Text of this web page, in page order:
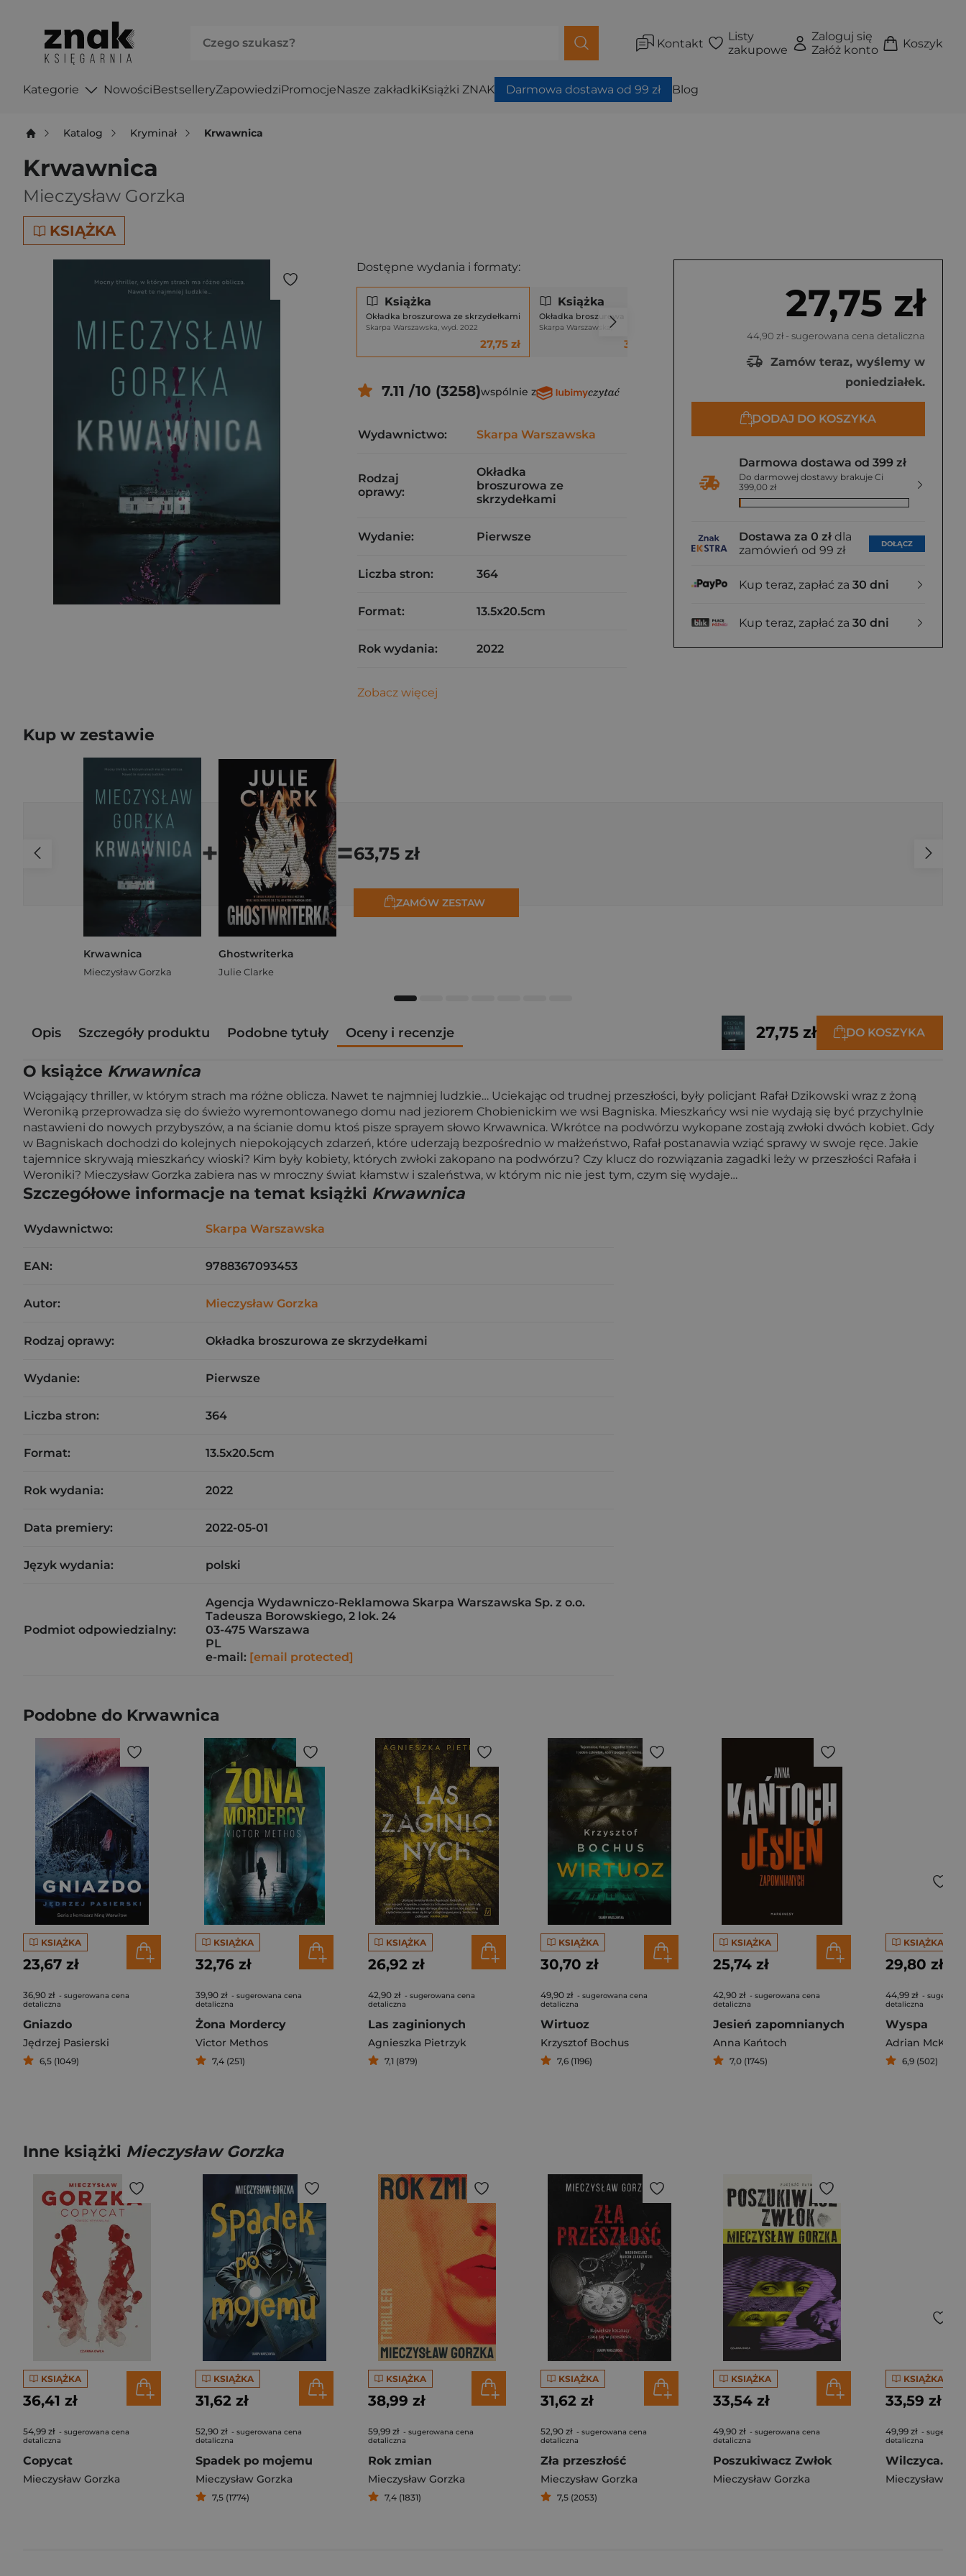
Kontakt
Listy
zakupowe
Zaloguj się
Załóż konto
Koszyk
Kategorie NowościBestselleryZapowiedziPromocjeNasze zakładkiKsiążki ZNAK Darmowa dostawa od 99 zł Blog
Katalog Kryminał Krwawnica
Krwawnica
Mieczysław Gorzka
KSIĄŻKA
27,75 zł
44,90 zł - sugerowana cena detaliczna
Zamów teraz, wyślemy w
poniedziałek.
DODAJ DO KOSZYKA
Darmowa dostawa od 399 zł
Do darmowej dostawy brakuje Ci
399,00 zł
Dostawa za 0 zł dla
zamówień od 99 zł
DOŁĄCZ
Kup teraz, zapłać za 30 dni
Kup teraz, zapłać za 30 dni
Dostępne wydania i formaty:
Książka
Okładka broszurowa ze skrzydełkami
Skarpa Warszawska, wyd. 2022
27,75 zł
Książka
Okładka broszurowa (miękka)
Skarpa Warszawska,
31,62 zł
7.11 /10 (3258)wspólnie z
Wydawnictwo: Skarpa Warszawska
Rodzaj
oprawy:
Okładka
broszurowa ze
skrzydełkami
Wydanie: Pierwsze
Liczba stron: 364
Format: 13.5x20.5cm
Rok wydania: 2022
Zobacz więcej
Kup w zestawie
Krwawnica
Mieczysław Gorzka
+
Ghostwriterka
Julie Clarke
=63,75 zł
ZAMÓW ZESTAW
Opis Szczegóły produktu Podobne tytuły Oceny i recenzje 27,75 zł DO KOSZYKA
O książce Krwawnica
Wciągający thriller, w którym strach ma różne oblicza. Nawet te najmniej ludzkie… Uciekając od trudnej przeszłości, były policjant Rafał Dzikowski wraz z żoną
Weroniką przeprowadza się do świeżo wyremontowanego domu nad jeziorem Chobienickim we wsi Bagniska. Mieszkańcy wsi nie wydają się być przychylnie
nastawieni do nowych przybyszów, a na ścianie domu ktoś pisze sprayem słowo Krwawnica. Wkrótce na podwórzu wykopane zostają zwłoki dwóch kobiet. Gdy
w Bagniskach dochodzi do kolejnych niepokojących zdarzeń, które uderzają bezpośrednio w małżeństwo, Rafał postanawia wziąć sprawy w swoje ręce. Jakie
tajemnice skrywają mieszkańcy wioski? Kim były kobiety, których zwłoki zakopano na podwórzu? Czy klucz do rozwiązania zagadki leży w przeszłości Rafała i
Weroniki? Mieczysław Gorzka zabiera nas w mroczny świat kłamstw i szaleństwa, w którym nic nie jest tym, czym się wydaje…
Szczegółowe informacje na temat książki Krwawnica
Wydawnictwo: Skarpa Warszawska
EAN: 9788367093453
Autor: Mieczysław Gorzka
Rodzaj oprawy: Okładka broszurowa ze skrzydełkami
Wydanie: Pierwsze
Liczba stron: 364
Format: 13.5x20.5cm
Rok wydania: 2022
Data premiery: 2022-05-01
Język wydania: polski
Podmiot odpowiedzialny:
Agencja Wydawniczo-Reklamowa Skarpa Warszawska Sp. z o.o.
Tadeusza Borowskiego, 2 lok. 24
03-475 Warszawa
PL
e-mail: [email protected]
Podobne do Krwawnica
KSIĄŻKA
23,67 zł
36,90 zł - sugerowana cena
detaliczna
Gniazdo
Jędrzej Pasierski
6,5 (1049)
KSIĄŻKA
32,76 zł
39,90 zł - sugerowana cena
detaliczna
Żona Mordercy
Victor Methos
7,4 (251)
KSIĄŻKA
26,92 zł
42,90 zł - sugerowana cena
detaliczna
Las zaginionych
Agnieszka Pietrzyk
7,1 (879)
KSIĄŻKA
30,70 zł
49,90 zł - sugerowana cena
detaliczna
Wirtuoz
Krzysztof Bochus
7,6 (1196)
KSIĄŻKA
25,74 zł
42,90 zł - sugerowana cena
detaliczna
Jesień zapomnianych
Anna Kańtoch
7,0 (1745)
KSIĄŻKA
29,80 zł
44,99 zł -
detaliczna
Wyspa
Adrian McKinty
6,9 (502)
Inne książki Mieczysław Gorzka
KSIĄŻKA
36,41 zł
54,99 zł - sugerowana cena
detaliczna
Copycat
Mieczysław Gorzka
KSIĄŻKA
31,62 zł
52,90 zł - sugerowana cena
detaliczna
Spadek po mojemu
Mieczysław Gorzka
7,5 (1774)
KSIĄŻKA
38,99 zł
59,99 zł - sugerowana cena
detaliczna
Rok zmian
Mieczysław Gorzka
7,4 (1831)
KSIĄŻKA
31,62 zł
52,90 zł - sugerowana cena
detaliczna
Zła przeszłość
Mieczysław Gorzka
7,5 (2053)
KSIĄŻKA
33,54 zł
49,90 zł - sugerowana cena
detaliczna
Poszukiwacz Zwłok
Mieczysław Gorzka
KSIĄŻKA
33,59 zł
49,99 zł -
detaliczna
Mieczysław